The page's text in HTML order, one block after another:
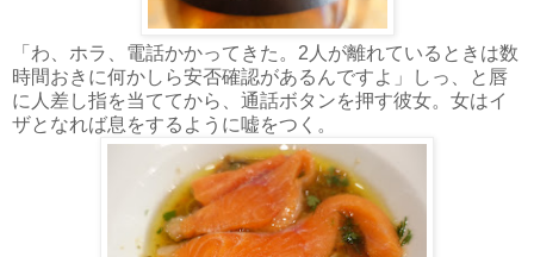
「わ、ホラ、電話かかってきた。2人が離れているときは数
時間おきに何かしら安否確認があるんですよ」しっ、と唇
に人差し指を当ててから、通話ボタンを押す彼女。女はイ
ザとなれば息をするように嘘をつく。